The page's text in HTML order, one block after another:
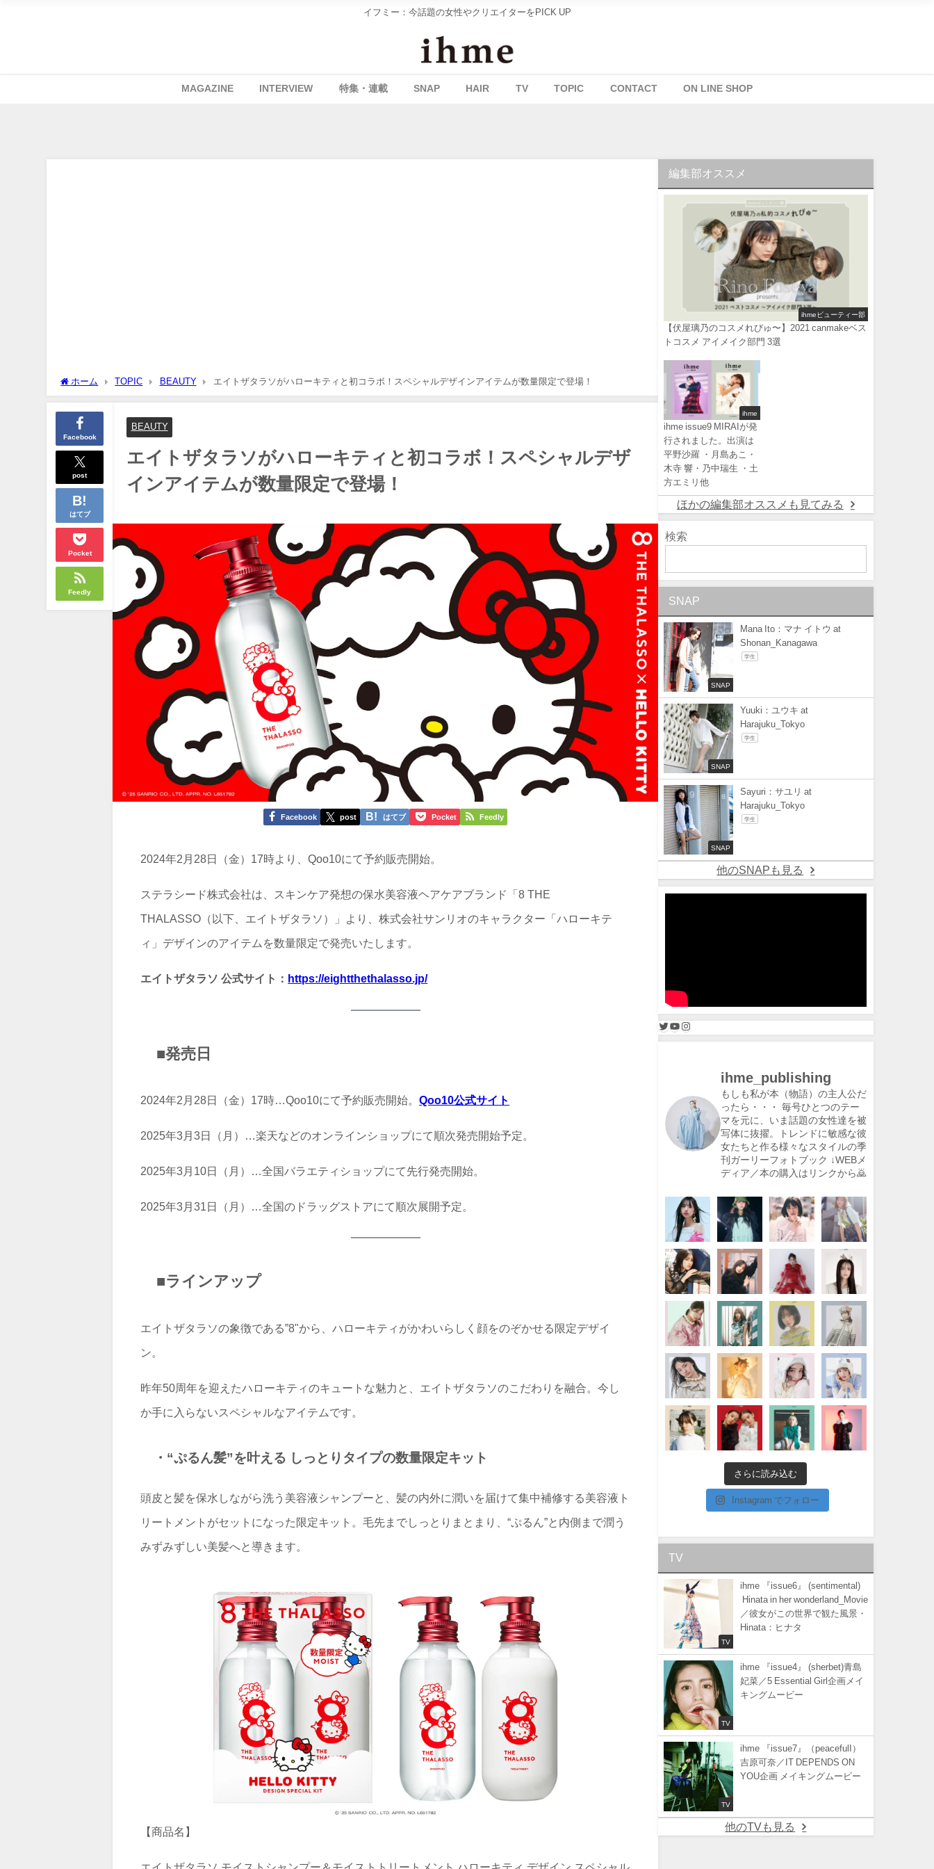
イフミー：今話題の女性やクリエイターをPICK UP
MAGAZINE INTERVIEW 特集・連載 SNAP HAIR TV TOPIC CONTACT ON LINE SHOP
ホーム TOPIC BEAUTY エイトザタラソがハローキティと初コラボ！スペシャルデザインアイテムが数量限定で登場！
Facebook
post
はてブ
Pocket
Feedly
BEAUTY
エイトザタラソがハローキティと初コラボ！スペシャルデザ
インアイテムが数量限定で登場！
Facebook post はてブ Pocket Feedly
2024年2月28日（金）17時より、Qoo10にて予約販売開始。
ステラシード株式会社は、スキンケア発想の保水美容液ヘアケアブランド「8 THE
THALASSO（以下、エイトザタラソ）」より、株式会社サンリオのキャラクター「ハローキテ
ィ」デザインのアイテムを数量限定で発売いたします。
エイトザタラソ 公式サイト： https://eightthethalasso.jp/
■発売日
2024年2月28日（金）17時…Qoo10にて予約販売開始。Qoo10公式サイト
2025年3月3日（月）…楽天などのオンラインショップにて順次発売開始予定。
2025年3月10日（月）…全国バラエティショップにて先行発売開始。
2025年3月31日（月）…全国のドラッグストアにて順次展開予定。
■ラインアップ
エイトザタラソの象徴である”8"から、ハローキティがかわいらしく顔をのぞかせる限定デザイ
ン。
昨年50周年を迎えたハローキティのキュートな魅力と、エイトザタラソのこだわりを融合。今し
か手に入らないスペシャルなアイテムです。
・“ぷるん髪”を叶える しっとりタイプの数量限定キット
頭皮と髪を保水しながら洗う美容液シャンプーと、髪の内外に潤いを届けて集中補修する美容液ト
リートメントがセットになった限定キット。毛先までしっとりまとまり、“ぷるん”と内側まで潤う
みずみずしい美髪へと導きます。
【商品名】
編集部オススメ
ihmeビューティー部
【伏屋璃乃のコスメれびゅ〜】2021 canmakeベス
トコスメ アイメイク部門 3選
ihme
ihme issue9 MIRAIが発
行されました。出演は
平野沙羅 ・月島あこ・
木寺 響・乃中瑞生 ・土
方エミリ他
ほかの編集部オススメも見てみる
検索
SNAP
SNAP
Mana Ito：マナ イトウ at
Shonan_Kanagawa
学生
SNAP
Yuuki：ユウキ at
Harajuku_Tokyo
学生
SNAP
Sayuri：サユリ at
Harajuku_Tokyo
学生
他のSNAPも見る
ihme_publishing
もしも私が本（物語）の主人公だ
ったら・・・
毎号ひとつのテー
マを元に、いま話題の女性達を被
写体に抜擢。トレンドに敏感な彼
女たちと作る様々なスタイルの季
刊ガーリーフォトブック
↓WEBメ
ディア／本の購入はリンクから🙇
さらに読み込む
Instagram でフォロー
TV
TV
ihme 『issue6』 (sentimental)
Hinata in her wonderland_Movie
／彼女がこの世界で観た風景・
Hinata：ヒナタ
TV
ihme 『issue4』 (sherbet)青島
妃菜／5 Essential Girl企画メイ
キングムービー
TV
ihme 『issue7』（peacefulI）
吉原可奈／IT DEPENDS ON
YOU企画 メイキングムービー
他のTVも見る